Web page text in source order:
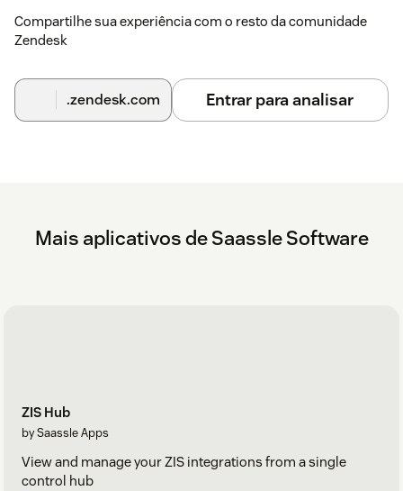
Compartilhe sua experiência com o resto da comunidade
Zendesk
.zendesk.com Entrar para analisar
Mais aplicativos de Saassle Software
ZIS Hub
by Saassle Apps
View and manage your ZIS integrations from a single
control hub